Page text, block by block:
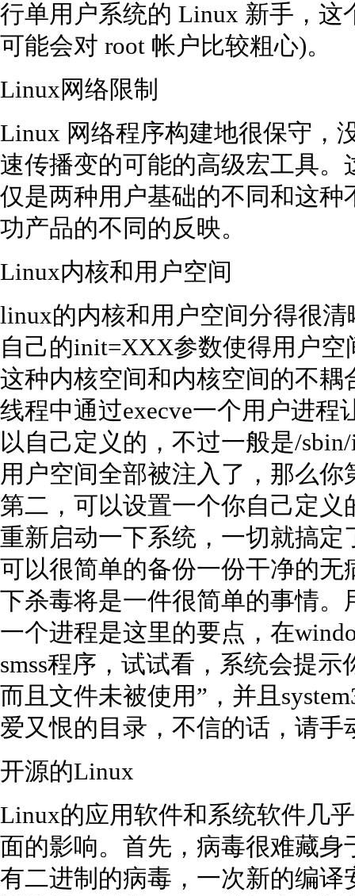
行单用户系统的 Linux 新手，
可能会对 root 帐户比较粗心)。
Linux网络限制
Linux 网络程序构建地很保守，
速传播变的可能的高级宏工具
仅是两种用户基础的不同和这
功产品的不同的反映。
Linux内核和用户空间
linux的内核和用户空间分得很
自己的init=XXX参数使得用户
这种内核空间和内核空间的不
线程中通过execve一个用户进
以自己定义的，不过一般是/
用户空间全部被注入了，那么
第二，可以设置一个你自己定
重新启动一下系统，一切就搞
可以很简单的备份一份干净的
下杀毒将是一件很简单的事情
一个进程是这里的要点，在
smss程序，试试看，系统会提
而且文件未被使用”，并且
爱又恨的目录，不信的话，请手
开源的Linux
Linux的应用软件和系统软件几
面的影响。首先，病毒很难藏
有二进制的病毒，一次新的编